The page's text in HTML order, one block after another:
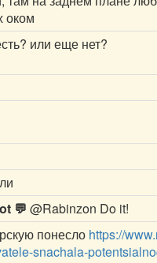
оком
или еще нет?
💬 @Rabinzon Do it!
понесло https://
snachala-